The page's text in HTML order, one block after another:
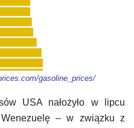
gasoline_prices/
USA nałożyło w lipcu
– w związku z